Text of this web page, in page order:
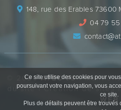
148, rue des Erables 73600
04 79 55
contact
© 2026ATEC 73|
du site|Création de sites
WEB
Ce site utilise des cookies pour
poursuivant votre navigation, vous
ce site.
Plus de détails peuvent être trouvés